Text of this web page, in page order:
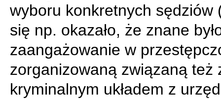
wyboru konkretnych sędziów
się np. okazało, że znane
zaangażowanie w
zorganizowaną związaną też
kryminalnym układem z